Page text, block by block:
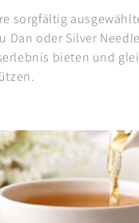
sorgfältig
Dan oder Silver
bieten und